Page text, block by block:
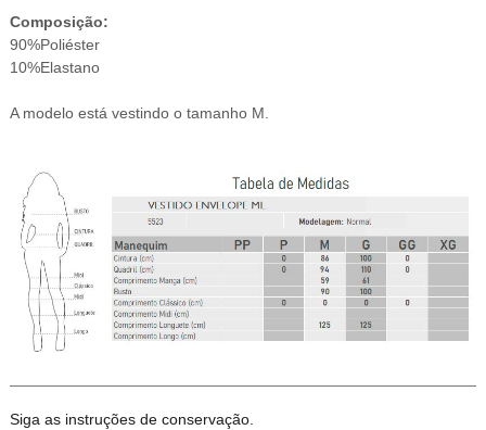
Composição:
90%Poliéster
10%Elastano
A modelo está vestindo o tamanho M.
Siga as instruções de conservação.